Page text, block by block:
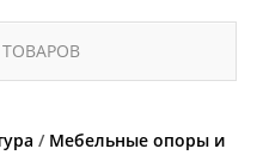
/ Мебельные опоры и